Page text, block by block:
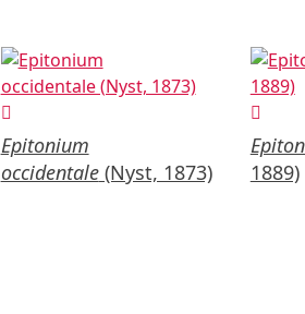
Epitonium
occidentale(Nyst, 1873)
1889)